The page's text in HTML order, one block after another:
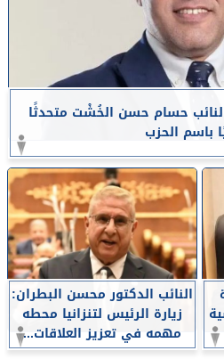
حسام حسن الخُشْت متحدثًا
باسم الحزب
النائب الدكتور محسن البطران:
زيارة الرئيس لتنزانيا محطه
مهمه في تعزيز العلاقات...